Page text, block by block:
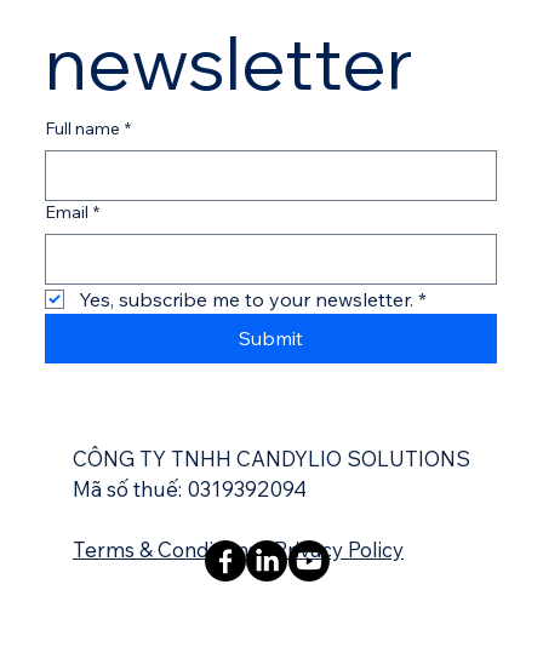
newsletter
Full name *
Email *
Yes, subscribe me to your newsletter. *
Submit
CÔNG TY TNHH CANDYLIO SOLUTIONS
Mã số thuế: 0319392094
Terms & Conditions|Privacy Policy